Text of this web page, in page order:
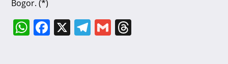
Bogor. (*)
W F X T G